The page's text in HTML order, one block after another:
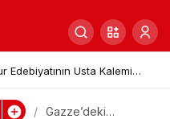
Edebiyatının Usta Kalemi
Talip 80 Yaşında Kaşgar’da
Gazze’deki